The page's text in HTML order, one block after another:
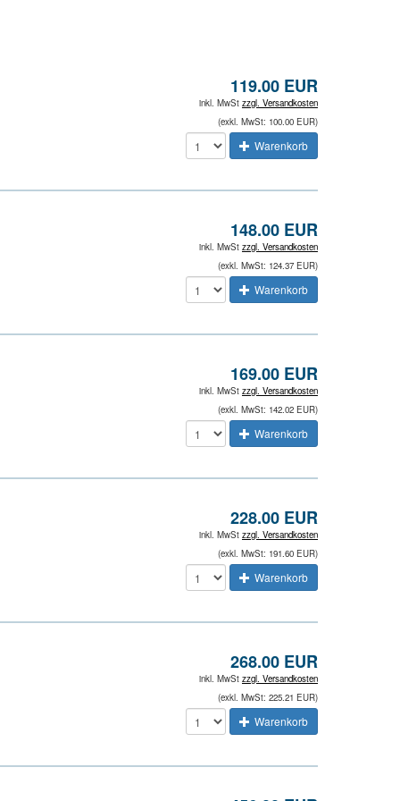
119.00 EUR
inkl. MwSt zzgl. Versandkosten
(exkl. MwSt: 100.00 EUR)
Warenkorb
148.00 EUR
inkl. MwSt zzgl. Versandkosten
(exkl. MwSt: 124.37 EUR)
Warenkorb
169.00 EUR
inkl. MwSt zzgl. Versandkosten
(exkl. MwSt: 142.02 EUR)
Warenkorb
228.00 EUR
inkl. MwSt zzgl. Versandkosten
(exkl. MwSt: 191.60 EUR)
Warenkorb
268.00 EUR
inkl. MwSt zzgl. Versandkosten
(exkl. MwSt: 225.21 EUR)
Warenkorb